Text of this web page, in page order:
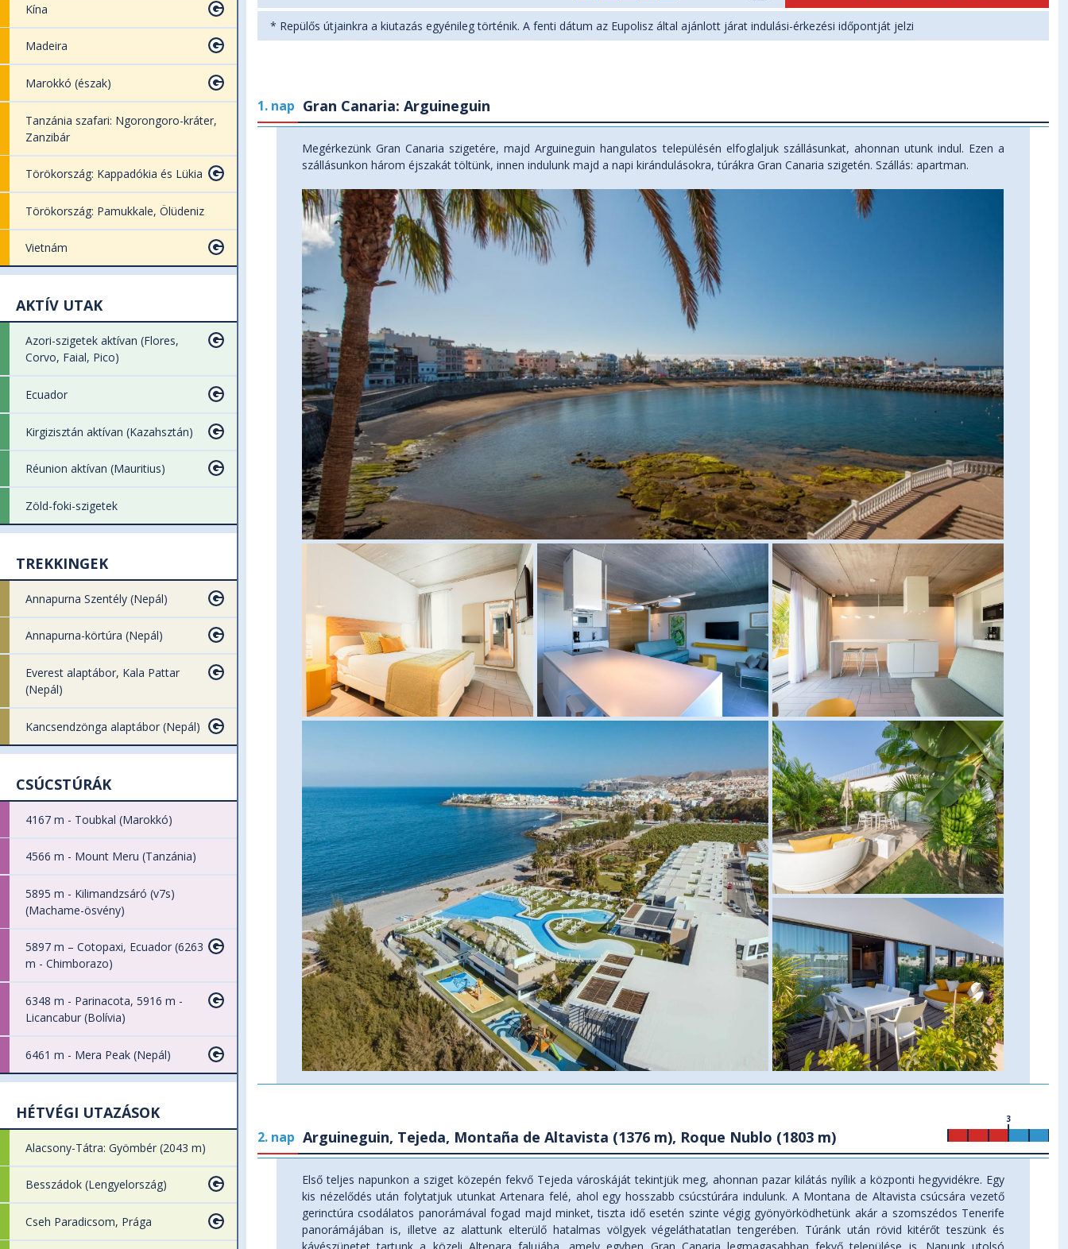
Kína
Madeira
Marokkó (észak)
Tanzánia szafari: Ngorongoro-kráter,
Zanzibár
Törökország: Kappadókia és Lükia
Törökország: Pamukkale, Ölüdeniz
Vietnám
AKTÍV UTAK
Azori-szigetek aktívan (Flores,
Corvo, Faial, Pico)
Ecuador
Kirgizisztán aktívan (Kazahsztán)
Réunion aktívan (Mauritius)
Zöld-foki-szigetek
TREKKINGEK
Annapurna Szentély (Nepál)
Annapurna-körtúra (Nepál)
Everest alaptábor, Kala Pattar
(Nepál)
Kancsendzönga alaptábor (Nepál)
CSÚCSTÚRÁK
4167 m - Toubkal (Marokkó)
4566 m - Mount Meru (Tanzánia)
5895 m - Kilimandzsáró (v7s)
(Machame-ösvény)
5897 m – Cotopaxi, Ecuador (6263
m - Chimborazo)
6348 m - Parinacota, 5916 m -
Licancabur (Bolívia)
6461 m - Mera Peak (Nepál)
HÉTVÉGI UTAZÁSOK
Alacsony-Tátra: Gyömbér (2043 m)
Besszádok (Lengyelország)
Cseh Paradicsom, Prága
* Repülős útjainkra a kiutazás egyénileg történik. A fenti dátum az Eupolisz által ajánlott járat indulási-érkezési időpontját jelzi
1. nap Gran Canaria: Arguineguin
Megérkezünk Gran Canaria szigetére, majd Arguineguin hangulatos településén elfoglaljuk szállásunkat, ahonnan utunk indul. Ezen a
szállásunkon három éjszakát töltünk, innen indulunk majd a napi kirándulásokra, túrákra Gran Canaria szigetén. Szállás: apartman.
2. nap Arguineguin, Tejeda, Montaña de Altavista (1376 m), Roque Nublo (1803 m)
3
Első teljes napunkon a sziget közepén fekvő Tejeda városkáját tekintjük meg, ahonnan pazar kilátás nyílik a központi hegyvidékre. Egy
kis nézelődés után folytatjuk utunkat Artenara felé, ahol egy hosszabb csúcstúrára indulunk. A Montana de Altavista csúcsára vezető
gerinctúra csodálatos panorámával fogad majd minket, tiszta idő esetén szinte végig gyönyörködhetünk akár a szomszédos Tenerife
panorámájában is, illetve az alattunk elterülő hatalmas völgyek végeláthatatlan tengerében. Túránk után rövid kitérőt teszünk és
kávészünetet tartunk a közeli Altenara falujába, amely egyben Gran Canaria legmagasabban fekvő települése is. Napunk utolsó